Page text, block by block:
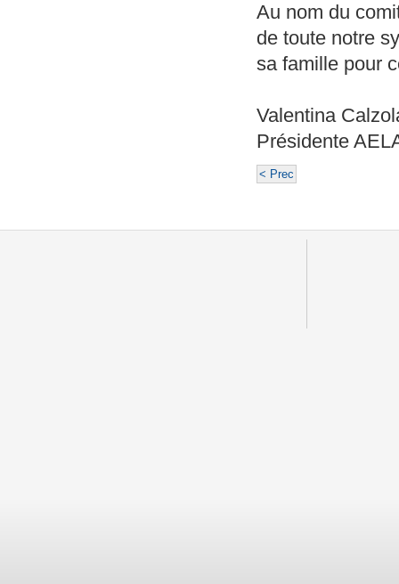
Au nom du
de toute notre
sa famille pour
Valentina
Présidente
< Prec